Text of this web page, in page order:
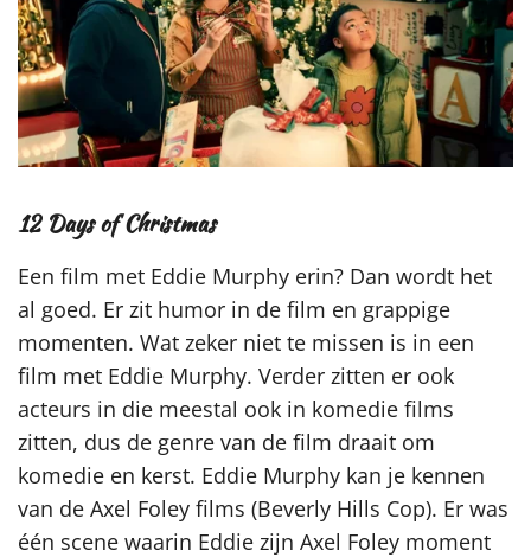
12 Days of Christmas
Een film met Eddie Murphy erin? Dan wordt het
al goed. Er zit humor in de film en grappige
momenten. Wat zeker niet te missen is in een
film met Eddie Murphy. Verder zitten er ook
acteurs in die meestal ook in komedie films
zitten, dus de genre van de film draait om
komedie en kerst. Eddie Murphy kan je kennen
van de Axel Foley films (Beverly Hills Cop). Er was
één scene waarin Eddie zijn Axel Foley moment